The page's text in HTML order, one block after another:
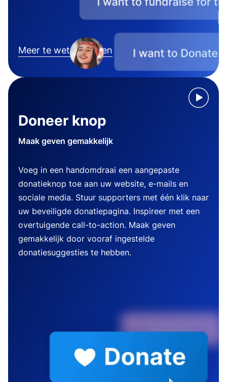
Meer te weten komen
Doneer knop
Maak geven gemakkelijk
Voeg in een handomdraai een aangepaste
donatieknop toe aan uw website, e-mails en
sociale media. Stuur supporters met één klik naar
uw beveiligde donatiepagina. Inspireer met een
overtuigende call-to-action. Maak geven
gemakkelijk door vooraf ingestelde
donatiesuggesties te hebben.